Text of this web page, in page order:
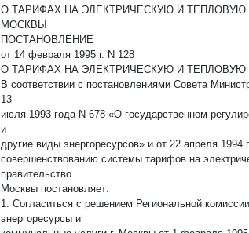
О ТАРИФАХ НА ЭЛЕКТРИЧЕСКУЮ И
МОСКВЫ
ПОСТАНОВЛЕНИЕ
от 14 февраля 1995 г. N 128
О ТАРИФАХ НА ЭЛЕКТРИЧЕСКУЮ И
В соответствии с постановлениями Совета
13
июля 1993 года N 678 «О государственном
и
другие виды энергоресурсов» и от 22 апреля
совершенствованию системы тарифов на
правительство
Москвы постановляет:
1. Согласиться с решением Региональной
энергоресурсы и